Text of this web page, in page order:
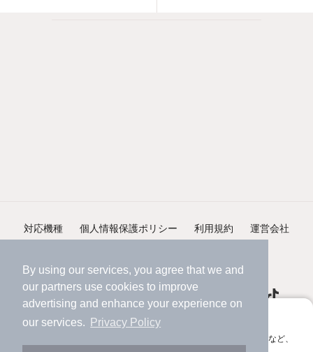
By using our services, you agree that we and
our partners use cookies to improve
advertising and enhance your experience on
our services.
Privacy Policy
アプリに切り替えて、サクサクお部屋探し
会員登録なしですぐ使える。マップ検索やお気に入り保存など、
対応機種 個人情報保護ポリシー 利用規約 運営会社
©NIFTY Lifestyle Co., Ltd.